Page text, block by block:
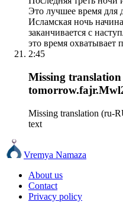
Это лучшее время для
Исламская ночь
заканчивается с
это время охватывает
2:45
Missing
Missing translation (ru-
text
Vremya Namaza
About us
Contact
Privacy policy